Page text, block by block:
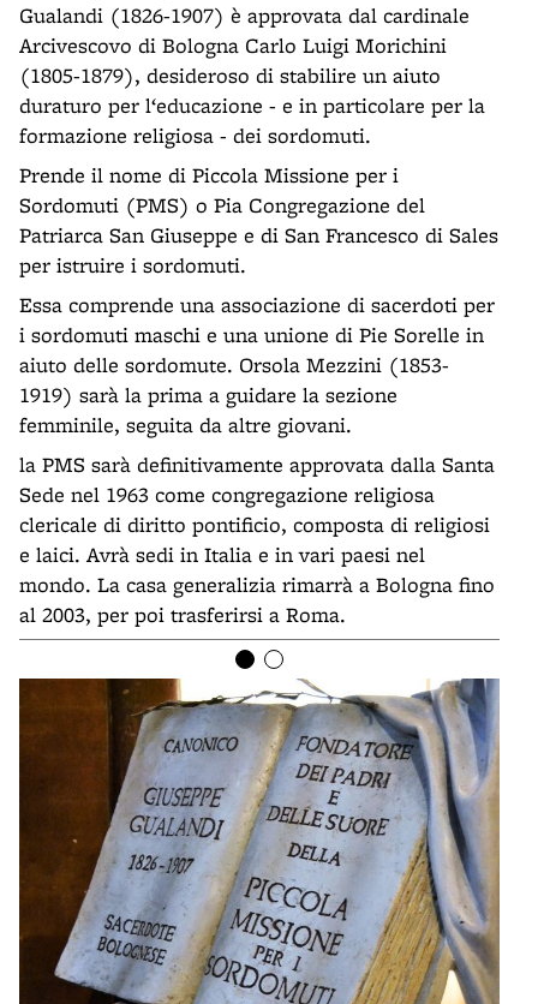
Gualandi (1826-1907) è approvata dal cardinale
Arcivescovo di Bologna Carlo Luigi Morichini
(1805-1879), desideroso di stabilire un aiuto
duraturo per l‘educazione - e in particolare per la
formazione religiosa - dei sordomuti.
Prende il nome di Piccola Missione per i
Sordomuti (PMS) o Pia Congregazione del
Patriarca San Giuseppe e di San Francesco di Sales
per istruire i sordomuti.
Essa comprende una associazione di sacerdoti per
i sordomuti maschi e una unione di Pie Sorelle in
aiuto delle sordomute. Orsola Mezzini (1853-
1919) sarà la prima a guidare la sezione
femminile, seguita da altre giovani.
la PMS sarà definitivamente approvata dalla Santa
Sede nel 1963 come congregazione religiosa
clericale di diritto pontificio, composta di religiosi
e laici. Avrà sedi in Italia e in vari paesi nel
mondo. La casa generalizia rimarrà a Bologna fino
al 2003, per poi trasferirsi a Roma.